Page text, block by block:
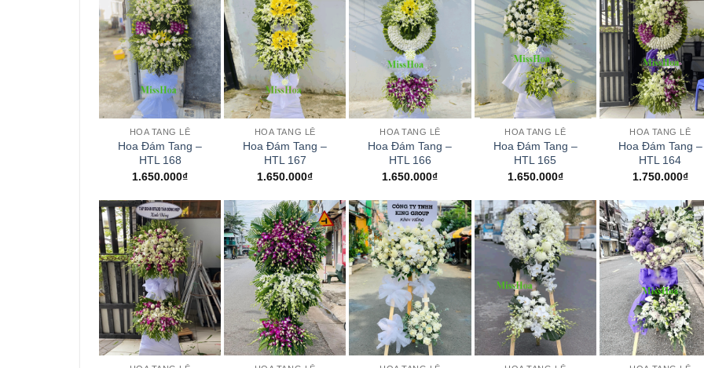
+
HOA TANG LỄ
Hoa Đám Tang –
HTL 168
1.650.000₫
+
HOA TANG LỄ
Hoa Đám Tang –
HTL 167
1.650.000₫
+
HOA TANG LỄ
Hoa Đám Tang –
HTL 166
1.650.000₫
+
HOA TANG LỄ
Hoa Đám Tang –
HTL 165
1.650.000₫
+
HOA TANG LỄ
Hoa Đám Tang –
HTL 164
1.750.000₫
+ + +